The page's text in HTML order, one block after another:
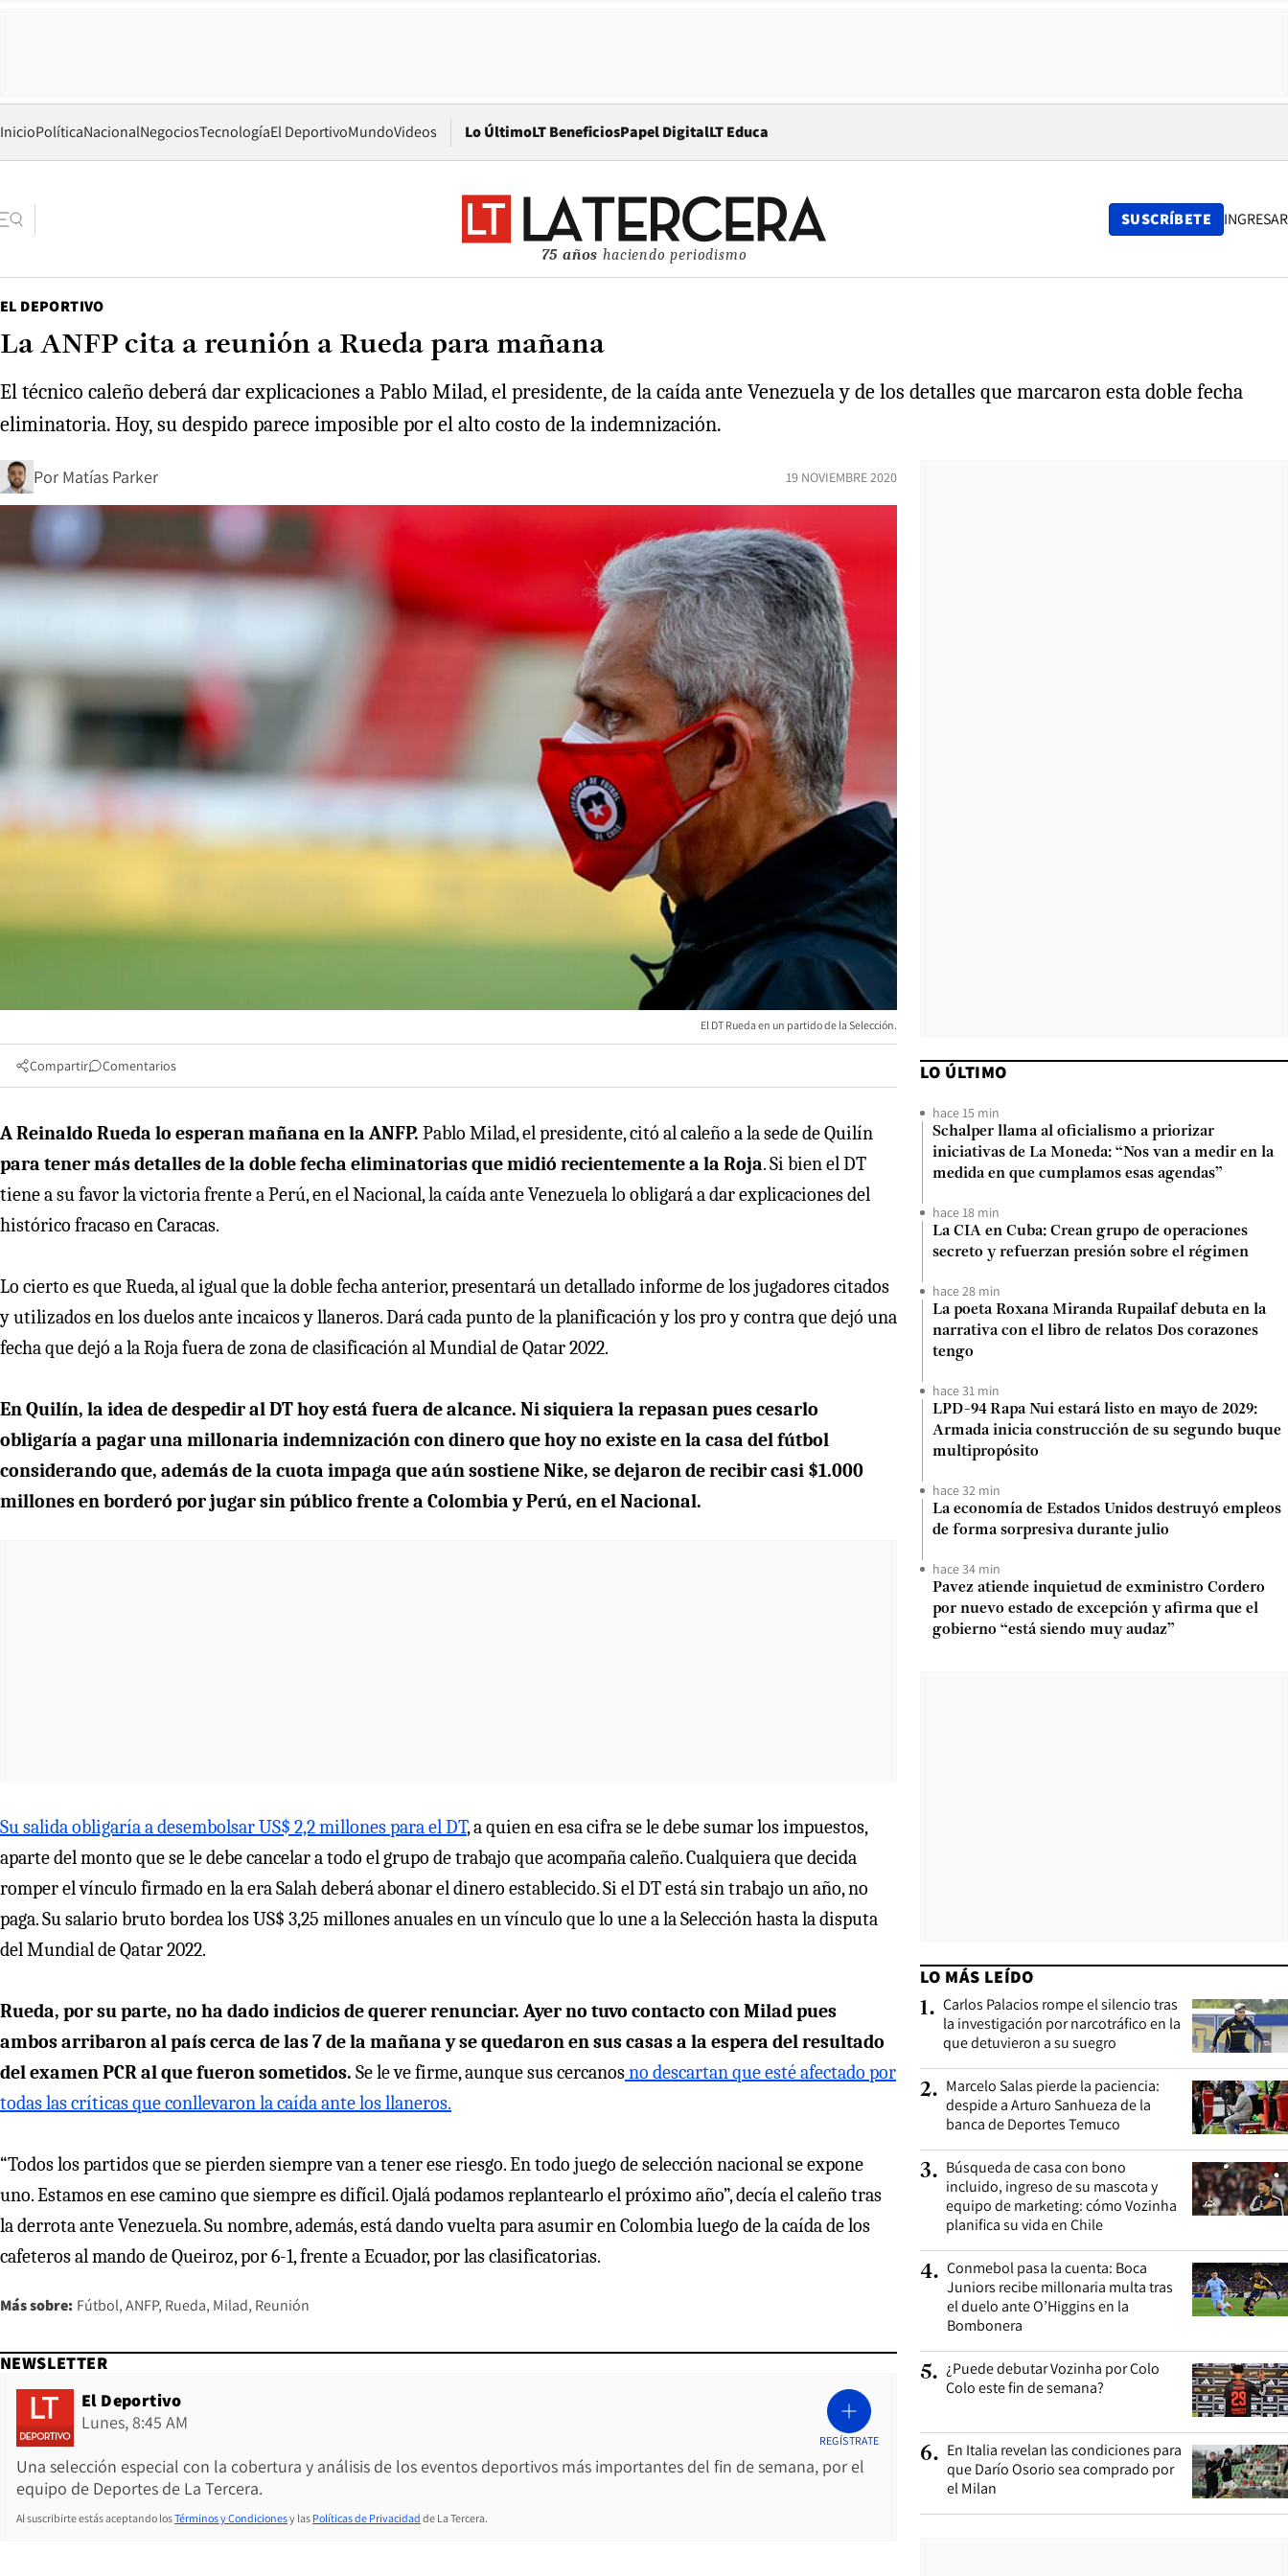
InicioPolíticaNacionalNegociosTecnologíaEl DeportivoMundoVideos Lo ÚltimoLT BeneficiosPapel DigitalOpens in new window
LT Educa
75 años haciendo periodismo
SUSCRÍBETE INGRESAR
EL DEPORTIVO
La ANFP cita a reunión a Rueda para mañana
El técnico caleño deberá dar explicaciones a Pablo Milad, el presidente, de la caída ante Venezuela y de los detalles que marcaron esta doble fecha
eliminatoria. Hoy, su despido parece imposible por el alto costo de la indemnización.
Por Matías Parker 19 NOVIEMBRE 2020
El DT Rueda en un partido de la Selección.
Compartir Comentarios
A Reinaldo Rueda lo esperan mañana en la ANFP. Pablo Milad, el presidente, citó al caleño a la sede de Quilín
para tener más detalles de la doble fecha eliminatorias que midió recientemente a la Roja. Si bien el DT
tiene a su favor la victoria frente a Perú, en el Nacional, la caída ante Venezuela lo obligará a dar explicaciones del
histórico fracaso en Caracas.
Lo cierto es que Rueda, al igual que la doble fecha anterior, presentará un detallado informe de los jugadores citados
y utilizados en los duelos ante incaicos y llaneros. Dará cada punto de la planificación y los pro y contra que dejó una
fecha que dejó a la Roja fuera de zona de clasificación al Mundial de Qatar 2022.
En Quilín, la idea de despedir al DT hoy está fuera de alcance. Ni siquiera la repasan pues cesarlo
obligaría a pagar una millonaria indemnización con dinero que hoy no existe en la casa del fútbol
considerando que, además de la cuota impaga que aún sostiene Nike, se dejaron de recibir casi $1.000
millones en borderó por jugar sin público frente a Colombia y Perú, en el Nacional.
Su salida obligaría a desembolsar US$ 2,2 millones para el DT, a quien en esa cifra se le debe sumar los impuestos,
aparte del monto que se le debe cancelar a todo el grupo de trabajo que acompaña caleño. Cualquiera que decida
romper el vínculo firmado en la era Salah deberá abonar el dinero establecido. Si el DT está sin trabajo un año, no
paga. Su salario bruto bordea los US$ 3,25 millones anuales en un vínculo que lo une a la Selección hasta la disputa
del Mundial de Qatar 2022.
Rueda, por su parte, no ha dado indicios de querer renunciar. Ayer no tuvo contacto con Milad pues
ambos arribaron al país cerca de las 7 de la mañana y se quedaron en sus casas a la espera del resultado
del examen PCR al que fueron sometidos. Se le ve firme, aunque sus cercanosno descartan que esté afectado por
todas las críticas que conllevaron la caída ante los llaneros.
“Todos los partidos que se pierden siempre van a tener ese riesgo. En todo juego de selección nacional se expone
uno. Estamos en ese camino que siempre es difícil. Ojalá podamos replantearlo el próximo año”, decía el caleño tras
la derrota ante Venezuela. Su nombre, además, está dando vuelta para asumir en Colombia luego de la caída de los
cafeteros al mando de Queiroz, por 6-1, frente a Ecuador, por las clasificatorias.
Más sobre: Fútbol ANFP Rueda Milad Reunión
NEWSLETTER
El Deportivo
Lunes, 8:45 AM
Una selección especial con la cobertura y análisis de los eventos deportivos más importantes del fin de semana, por el
equipo de Deportes de La Tercera.
REGÍSTRATE
Al suscribirte estás aceptando losTérminos y Condicionesy las Políticas de Privacidad de La Tercera.
LO ÚLTIMO
hace 15 min
Schalper llama al oficialismo a priorizar
iniciativas de La Moneda: “Nos van a medir en la
medida en que cumplamos esas agendas”
hace 18 min
La CIA en Cuba: Crean grupo de operaciones
secreto y refuerzan presión sobre el régimen
hace 28 min
La poeta Roxana Miranda Rupailaf debuta en la
narrativa con el libro de relatos Dos corazones
tengo
hace 31 min
LPD-94 Rapa Nui estará listo en mayo de 2029:
Armada inicia construcción de su segundo buque
multipropósito
hace 32 min
La economía de Estados Unidos destruyó empleos
de forma sorpresiva durante julio
hace 34 min
Pavez atiende inquietud de exministro Cordero
por nuevo estado de excepción y afirma que el
gobierno “está siendo muy audaz”
LO MÁS LEÍDO
1. Carlos Palacios rompe el silencio tras
la investigación por narcotráfico en la
que detuvieron a su suegro
2. Marcelo Salas pierde la paciencia:
despide a Arturo Sanhueza de la
banca de Deportes Temuco
3. Búsqueda de casa con bono
incluido, ingreso de su mascota y
equipo de marketing: cómo Vozinha
planifica su vida en Chile
4. Conmebol pasa la cuenta: Boca
Juniors recibe millonaria multa tras
el duelo ante O’Higgins en la
Bombonera
5. ¿Puede debutar Vozinha por Colo
Colo este fin de semana?
6. En Italia revelan las condiciones para
que Darío Osorio sea comprado por
el Milan